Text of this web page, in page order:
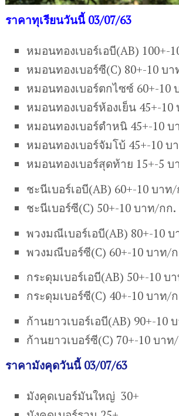
ราคาทุเรียนวันนี้ 03/07/63
หมอนทองเบอร์เอบี(AB) 100+-
หมอนทองเบอร์ซี(C) 80+-10 บ
หมอนทองเบอร์ตกไซซ์ 60+-10
หมอนทองเบอร์ห้องเย็น 45+-
หมอนทองเบอร์ตำหนิ 45+-10
หมอนทองเบอร์จัมโบ้ 45+-10 บ
หมอนทองเบอร์สุดท้าย 15+-5
ชะนีเบอร์เอบี(AB) 60+-10 บาท
ชะนีเบอร์ซี(C) 50+-10 บาท/กก.
พวงมณีเบอร์เอบี(AB) 80+-10
พวงมณีบอร์ซี(C) 60+-10 บาท/
กระดุมเบอร์เอบี(AB) 50+-10 บ
กระดุมเบอร์ซี(C) 40+-10 บาท/
ก้านยาวเบอร์เอบี(AB) 90+-10
ก้านยาวเบอร์ซี(C) 70+-10 บาท
ราคามังคุดวันนี้ 03/07/63
มังคุดเบอร์มันใหญ่ 30+